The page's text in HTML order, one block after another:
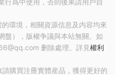
行爲中使用，否則後果請用戶自
環境，相關資源信息及内容均來
盤），版權争議與本站無關。如
删除處理。詳見權利
購買注冊實體産品，獲得更好的